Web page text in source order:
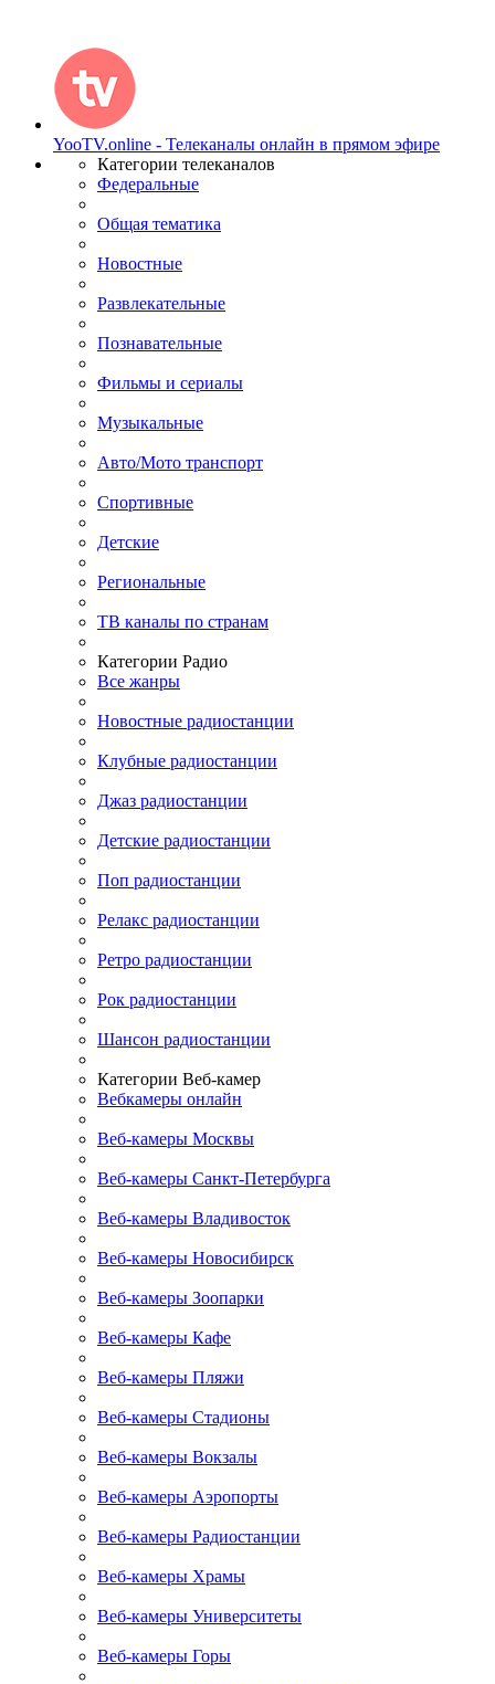
YooTV.online - Телеканалы онлайн в прямом эфире
Категории телеканалов
Федеральные
Общая тематика
Новостные
Развлекательные
Познавательные
Фильмы и сериалы
Музыкальные
Авто/Мото транспорт
Спортивные
Детские
Региональные
ТВ каналы по странам
Категории Радио
Все жанры
Новостные радиостанции
Клубные радиостанции
Джаз радиостанции
Детские радиостанции
Поп радиостанции
Релакс радиостанции
Ретро радиостанции
Рок радиостанции
Шансон радиостанции
Категории Веб-камер
Вебкамеры онлайн
Веб-камеры Москвы
Веб-камеры Санкт-Петербурга
Веб-камеры Владивосток
Веб-камеры Новосибирск
Веб-камеры Зоопарки
Веб-камеры Кафе
Веб-камеры Пляжи
Веб-камеры Стадионы
Веб-камеры Вокзалы
Веб-камеры Аэропорты
Веб-камеры Радиостанции
Веб-камеры Храмы
Веб-камеры Университеты
Веб-камеры Горы